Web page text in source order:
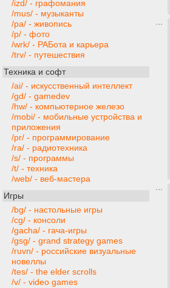
/izd/ - графомания
/mus/ - музыканты
/pa/ - живопись
/p/ - фото
/wrk/ - РАБота и карьера
/trv/ - путешествия
Техника и софт
/ai/ - искусственный интеллект
/gd/ - gamedev
/hw/ - компьютерное железо
/mobi/ - мобильные устройства и
приложения
/pr/ - программирование
/ra/ - радиотехника
/s/ - программы
/t/ - техника
/web/ - веб-мастера
Игры
/bg/ - настольные игры
/cg/ - консоли
/gacha/ - гача-игры
/gsg/ - grand strategy games
/ruvn/ - российские визуальные
новеллы
/tes/ - the elder scrolls
/v/ - video games